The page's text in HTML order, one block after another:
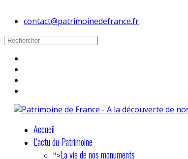
contact@patrimoinedefrance.fr
Accueil
L'actu du Patrimoine
">La vie de nos monuments